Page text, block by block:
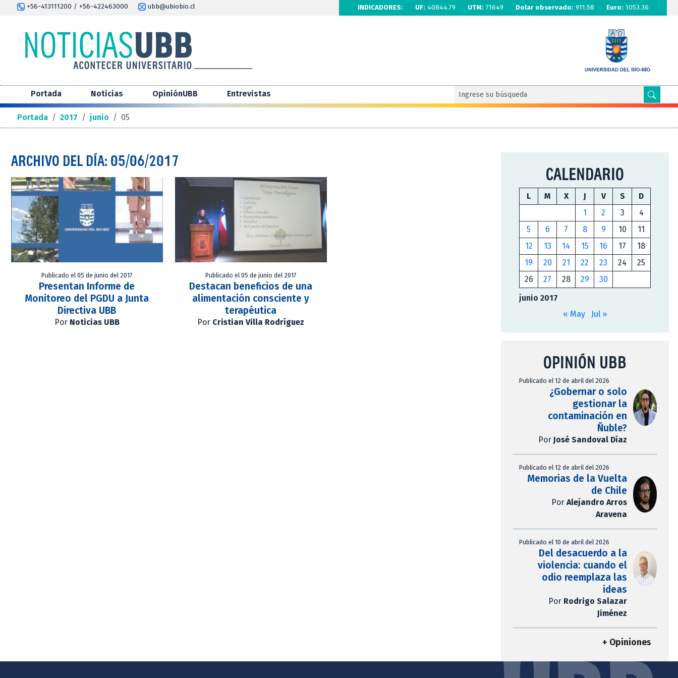
+56-413111200 / +56-422463000 ubb@ubiobio.cl INDICADORES: UF: 40844.79 UTM: 71649 Dolar observado: 911.58 Euro: 1053.36
Portada Noticias OpiniónUBB Entrevistas
Portada / 2017 / junio / 05
ARCHIVO DEL DÍA: 05/06/2017
Publicado el 05 de junio del 2017
Presentan Informe de
Monitoreo del PGDU a Junta
Directiva UBB
Por Noticias UBB
Publicado el 05 de junio del 2017
Destacan beneficios de una
alimentación consciente y
terapéutica
Por Cristian Villa Rodríguez
CALENDARIO
junio 2017
L M X J V S
D
1
2 3
4
5
6 7 8 9 10
11
12
13 14 15 16 17
18
19
20 21 22 23 24
25
26
27 28 29 30
« May Jul »
OPINIÓN UBB
Publicado el 12 de abril del 2026
¿Gobernar o solo
gestionar la
contaminación en
Ñuble?
Por José Sandoval Díaz
Publicado el 12 de abril del 2026
Memorias de la Vuelta
de Chile
Por Alejandro Arros
Aravena
Publicado el 10 de abril del 2026
Del desacuerdo a la
violencia: cuando el
odio reemplaza las
ideas
Por Rodrigo Salazar
Jiménez
+ Opiniones